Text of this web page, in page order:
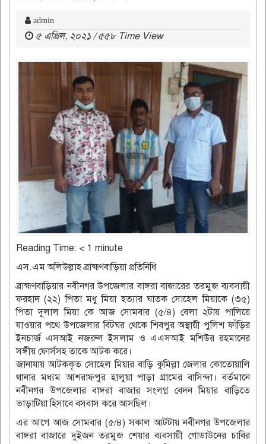
admin
৫ এপ্রিল, ২০২১ / ৫৫৮ Time View
Reading Time: < 1 minute
এস.এম অলিউল্লাহ ব্রাহ্মণবাড়িয়া প্রতিনিধি
ব্রাহ্মণবাড়িয়ার নবীনগর উপজেলার বাঙ্গরা বাজারের তরমুজ ব্যবসায়ী
ফরহাদ (২২) পিতা মধু মিয়া হত্যার ঘাতক সোহেল মিয়াকে (৩৫)
পিতা দুলাল মিয়া কে আজ সোমবার (৫/৪) বেলা ২টায় পালিয়ে
যাওয়ার পথে উপজেলার বিটঘর থেকে শিবপুর অস্থায়ী পুলিশ ফাঁড়ির
ইনচার্জ এসআই নজরুল ইসলাম ও এএসআই মশিউর রহমানের
সঙ্গীয় ফোর্সসহ তাকে আটক করে।
জানাযায় আটককৃত সোহেল মিয়ার বাড়ি কুমিল্লা জেলার কোতোয়ালি
থানার মধ্যম আশরাফপুর হালুয়া পাড়া গ্রামের বাসিন্দা। বর্তমানে
নবীনগর উপজেলার বাঙ্গরা বাজার সংলগ্ন বেদন মিয়ার বাড়িতে
ভাড়াটিয়া হিসাবে বসবাস করে আসছিল।
এর আগে আজ সোমবার (৫/৪) সকাল আটটায় নবীনগর উপজেলার
বাঙ্গরা বাজারে দুইজন তরমুজ শেয়ার ব্যবসায়ী গোডাউনের চাবির